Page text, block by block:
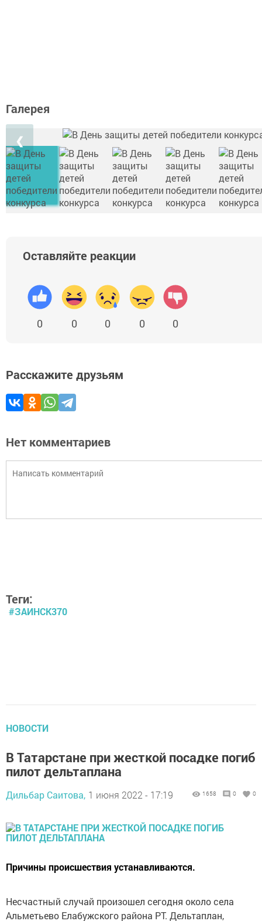
Галерея
❮
Оставляйте реакции
0 0 0 0 0
Расскажите друзьям
Нет комментариев
Теги:
#ЗАИНСК370
НОВОСТИ
В Татарстане при жесткой посадке погиб
пилот дельтаплана
Дильбар Саитова, 1 июня 2022 - 17:19 1658 0 0
Причины происшествия устанавливаются.
Несчастный случай произошел сегодня около села
Альметьево Елабужского района РТ. Дельтаплан,